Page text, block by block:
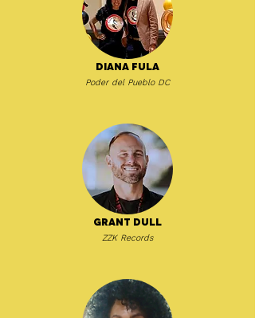
Diana Fula
Poder del Pueblo DC
Grant Dull
ZZK Records